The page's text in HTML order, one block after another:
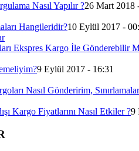
Nasıl Yapılır ?26 Mart 2018
Hangileridir?10 Eylül 2017 -
Ekspres Kargo İle Gönderebilir
9 Eylül 2017 - 16:31
Nasıl Gönderirim,
Kargo Fiyatlarını Nasıl Etkiler ?9